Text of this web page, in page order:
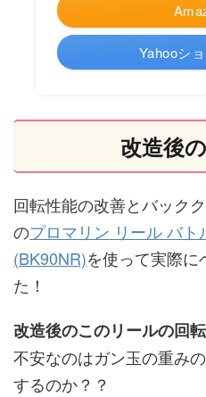
Yahooシ
改造後
回転性能の改善とバック
のプロマリン リール バト
(BK90NR)を使って実際に
た！
改造後のこのリールの回
不安なのはガン玉の重み
するのか？？